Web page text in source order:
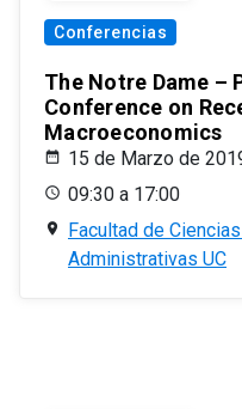
Conferencias
The Notre Dame –
Conference on
Macroeconomics
15 de Marzo de
09:30 a 17:00
Facultad de
Administrativas UC